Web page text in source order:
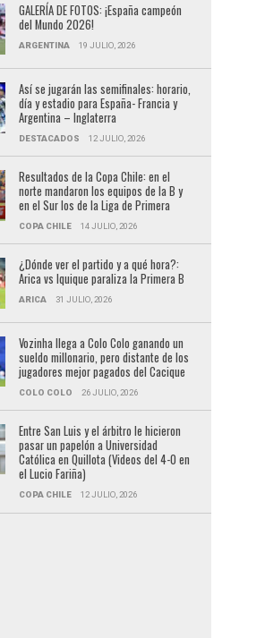
GALERÍA DE FOTOS: ¡España campeón
del Mundo 2026!
ARGENTINA 19 JULIO, 2026
Así se jugarán las semifinales: horario,
día y estadio para España- Francia y
Argentina – Inglaterra
DESTACADOS 12 JULIO, 2026
Resultados de la Copa Chile: en el
norte mandaron los equipos de la B y
en el Sur los de la Liga de Primera
COPA CHILE 14 JULIO, 2026
¿Dónde ver el partido y a qué hora?:
Arica vs Iquique paraliza la Primera B
ARICA 31 JULIO, 2026
Vozinha llega a Colo Colo ganando un
sueldo millonario, pero distante de los
jugadores mejor pagados del Cacique
COLO COLO 26 JULIO, 2026
Entre San Luis y el árbitro le hicieron
pasar un papelón a Universidad
Católica en Quillota (Videos del 4-0 en
el Lucio Fariña)
COPA CHILE 12 JULIO, 2026